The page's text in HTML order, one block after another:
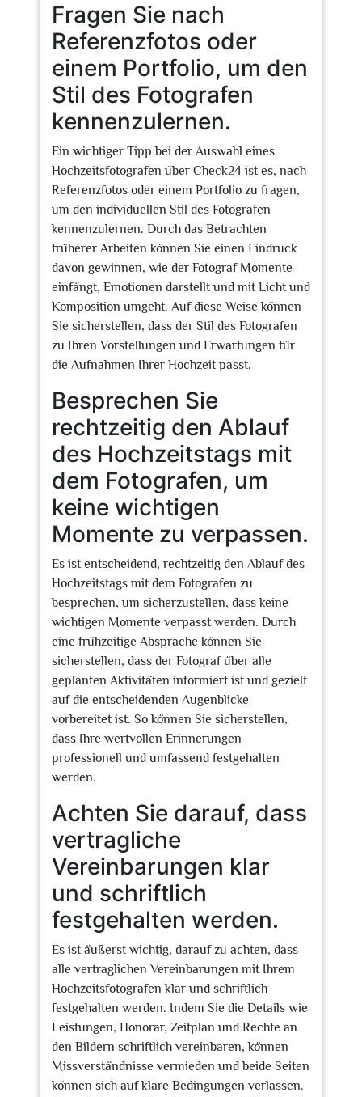
Fragen Sie nach
Referenzfotos oder
einem Portfolio, um den
Stil des Fotografen
kennenzulernen.
Ein wichtiger Tipp bei der Auswahl eines
Hochzeitsfotografen über Check24 ist es, nach
Referenzfotos oder einem Portfolio zu fragen,
um den individuellen Stil des Fotografen
kennenzulernen. Durch das Betrachten
früherer Arbeiten können Sie einen Eindruck
davon gewinnen, wie der Fotograf Momente
einfängt, Emotionen darstellt und mit Licht und
Komposition umgeht. Auf diese Weise können
Sie sicherstellen, dass der Stil des Fotografen
zu Ihren Vorstellungen und Erwartungen für
die Aufnahmen Ihrer Hochzeit passt.
Besprechen Sie
rechtzeitig den Ablauf
des Hochzeitstags mit
dem Fotografen, um
keine wichtigen
Momente zu verpassen.
Es ist entscheidend, rechtzeitig den Ablauf des
Hochzeitstags mit dem Fotografen zu
besprechen, um sicherzustellen, dass keine
wichtigen Momente verpasst werden. Durch
eine frühzeitige Absprache können Sie
sicherstellen, dass der Fotograf über alle
geplanten Aktivitäten informiert ist und gezielt
auf die entscheidenden Augenblicke
vorbereitet ist. So können Sie sicherstellen,
dass Ihre wertvollen Erinnerungen
professionell und umfassend festgehalten
werden.
Achten Sie darauf, dass
vertragliche
Vereinbarungen klar
und schriftlich
festgehalten werden.
Es ist äußerst wichtig, darauf zu achten, dass
alle vertraglichen Vereinbarungen mit Ihrem
Hochzeitsfotografen klar und schriftlich
festgehalten werden. Indem Sie die Details wie
Leistungen, Honorar, Zeitplan und Rechte an
den Bildern schriftlich vereinbaren, können
Missverständnisse vermieden und beide Seiten
können sich auf klare Bedingungen verlassen.